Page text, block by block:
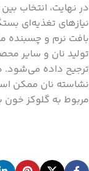
در نهایت، انتخاب
نیازهای تغذیه‌ای
بافت نرم و چسبنده
تولید نان و سایر
ترجیح داده می‌شود.
نشاسته نان ممکن
مربوط به گلوکز خون